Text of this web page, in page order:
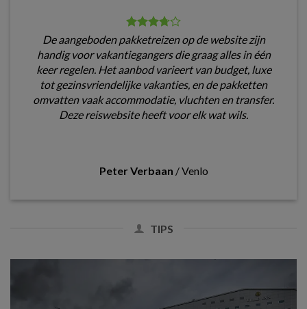
De aangeboden pakketreizen op de website zijn
handig voor vakantiegangers die graag alles in één
keer regelen. Het aanbod varieert van budget, luxe
tot gezinsvriendelijke vakanties, en de pakketten
omvatten vaak accommodatie, vluchten en transfer.
Deze reiswebsite heeft voor elk wat wils.
Peter Verbaan /Venlo
TIPS